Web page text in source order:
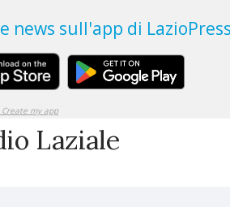
Laziale